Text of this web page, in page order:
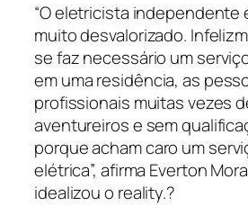
“O eletricista independente
muito desvalorizado.
se faz necessário um
em uma residência, as
profissionais muitas vezes
aventureiros e sem
porque acham caro um
elétrica”, afirma Everton
idealizou o reality.?